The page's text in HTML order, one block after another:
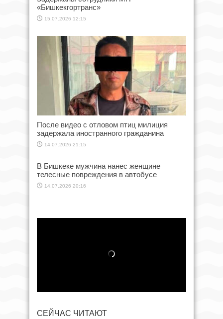
«Бишкекгортранс»
15.07.2026 12:15
После видео с отловом птиц милиция
задержала иностранного гражданина
14.07.2026 21:15
В Бишкеке мужчина нанес женщине
телесные повреждения в автобусе
14.07.2026 20:16
СЕЙЧАС ЧИТАЮТ